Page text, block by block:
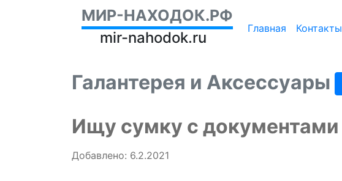
МИР-НАХОДОК.РФ
mir-nahodok.ru
Главная Контакты
Галантерея и Аксессуары
Ищу сумку с документами
Добавлено: 6.2.2021